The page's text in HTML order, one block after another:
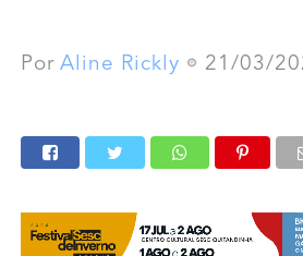
Por Aline Rickly 21/03/